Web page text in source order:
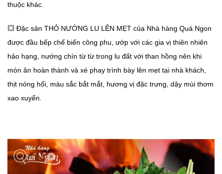
thuộc khác.
💥 Đặc sản THỎ NƯỚNG LU LÊN MẸT của Nhà hàng Quá Ngon
được đầu bếp chế biến công phu, ướp với các gia vị thiên nhiên
hảo hạng, nướng chín từ từ trong lu đất với than hồng nên khi
món ăn hoàn thành và xé phay trình bày lên mẹt tại nhà khách,
thịt nóng hổi, màu sắc bắt mắt, hương vị đặc trưng, dậy mùi thơm
xao xuyến.